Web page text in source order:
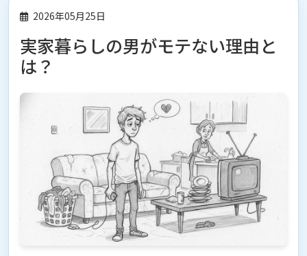
2026年05月25日
実家暮らしの男がモテない理由と
は？